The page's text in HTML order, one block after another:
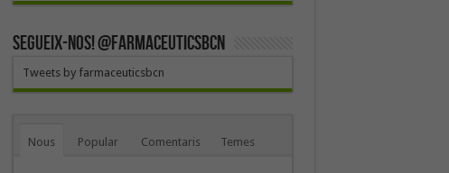
SEGUEIX-NOS! @farmaceuticsbcn
Tweets by farmaceuticsbcn
Nous Popular Comentaris Temes